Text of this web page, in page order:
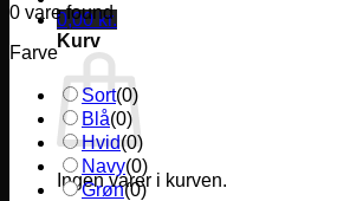
0,00 kr.
Kurv
Ingen varer i kurven.
0 vare found
Farve
Sort(0)
Blå(0)
Hvid(0)
Navy(0)
Grøn(0)